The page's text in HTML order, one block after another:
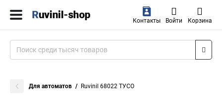
Контакты Войти Корзина
Для автоматов Ruvinil 68022 ТУСО